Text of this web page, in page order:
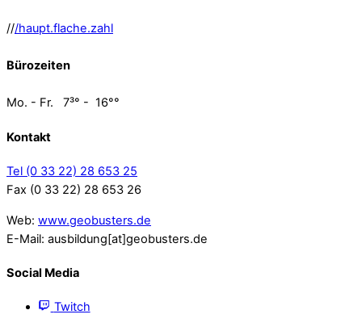
///haupt.flache.zahl
Bürozeiten
Mo. - Fr. 7³° - 16°°
Kontakt
Tel (0 33 22) 28 653 25
Fax (0 33 22) 28 653 26
Web: www.geobusters.de
E-Mail: ausbildung[at]geobusters.de
Social Media
Twitch